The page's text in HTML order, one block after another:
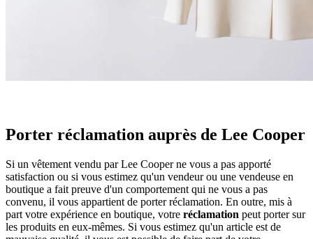
Porter réclamation auprès de Lee Cooper
Si un vêtement vendu par Lee Cooper ne vous a pas apporté
satisfaction ou si vous estimez qu'un vendeur ou une vendeuse en
boutique a fait preuve d'un comportement qui ne vous a pas
convenu, il vous appartient de porter réclamation. En outre, mis à
part votre expérience en boutique, votre réclamation peut porter sur
les produits en eux-mêmes. Si vous estimez qu'un article est de